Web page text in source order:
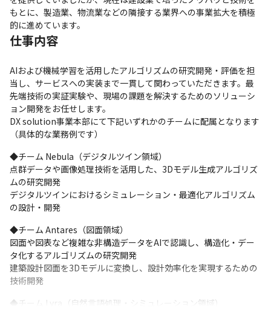
もとに、製造業、物流業などの隣接する業界への事業拡大を積極
的に進めています。
仕事内容
AIおよび機械学習を活用したアルゴリズムの研究開発・評価を担
当し、サービスへの実装まで一貫して関わっていただきます。最
先端技術の実証実験や、現場の課題を解決するためのソリューシ
ョン開発をお任せします。
DX solution事業本部にて下記いずれかのチームに配属となります
（具体的な業務例です）
◆チーム Nebula（デジタルツイン領域）
点群データや画像処理技術を活用した、3Dモデル生成アルゴリズ
ムの研究開発
デジタルツインにおけるシミュレーション・最適化アルゴリズム
の設計・開発
◆チーム Antares（図面領域）
図面や図表など複雑な非構造データをAIで認識し、構造化・デー
タ化するアルゴリズムの研究開発
建築設計図面を3Dモデルに変換し、設計効率化を実現するための
技術開発
◆チーム Lyra（自然言語処理・シミュレーション領域）